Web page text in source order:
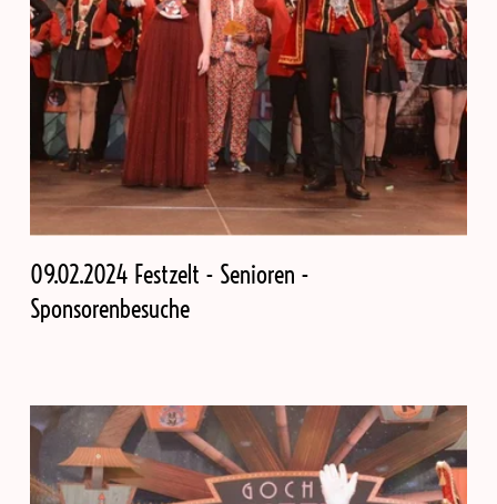
09.02.2024 Festzelt - Senioren -
Sponsorenbesuche